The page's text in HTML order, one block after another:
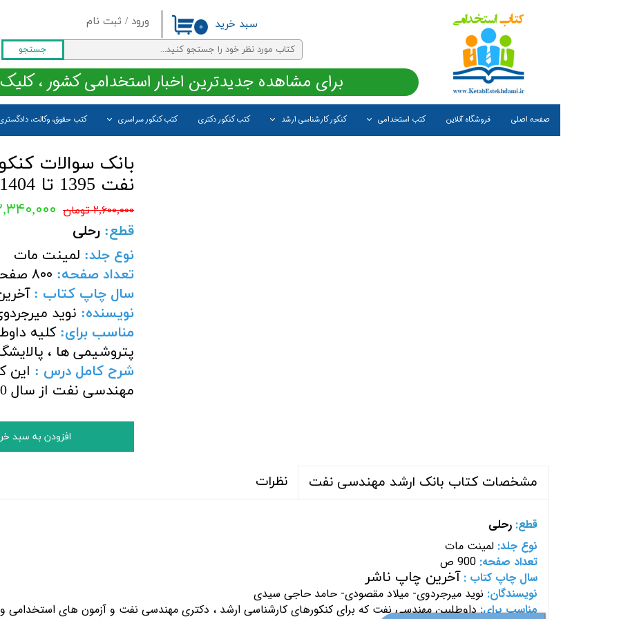
ورود / ثبت نام
حساب کاربری من
تغییر گذر واژه
سفارشات
خروج از حساب کاربری
جستجو
صفحه اصلی فروشگاه آنلاین کتب استخدامی کنکور کارشناسی ارشد کتب کنکور دکتری کتب کنکور سراسری کتب حقوق، وکالت،
۰ سبد خرید
برای مشاهده جدیدترین اخبار استخدامی کشور ،
بانک سوالات
نفت 1395 تا 1404 انتشارات راهیان نفت
۲,۶۰۰,۰۰۰ تومان ۲,۳۴۰,۰۰۰
قطع: رحلی
نوع جلد: لمینت مات
تعداد صفحه:
سال چاپ کتاب :
نویسنده: نوید
مناسب برای: کلیه
پتروشیمی ها ،
شرح کامل درس : این
مهندسی نفت از سال 1390 تا 1400می باشد.
افزودن به سبد
مشخصات کتاب بانک ارشد مهندسی نفت نظرات
قطع: رحلی
نوع جلد: لمینت مات
تعداد صفحه:
سال چاپ کتاب :آخرین چاپ ناشر
نویسندگان: نوید میرجردوی- میلاد مقصودی- حامد حاجی سیدی
مناسب برای:داوطلبینمهندسی نفت که برای کنکورهای کارشناسی ارشد ، دکتری مهندسی نفت و آزمون های استخدامی